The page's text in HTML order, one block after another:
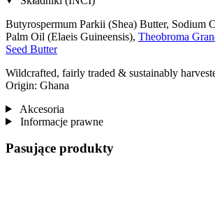
Butyrospermum Parkii (Shea) Butter, Sodium
Palm Oil (Elaeis Guineensis), Theobroma
Seed Butter
Wildcrafted, fairly traded & sustainably
Origin: Ghana
Akcesoria
Informacje prawne
Pasujące produkty